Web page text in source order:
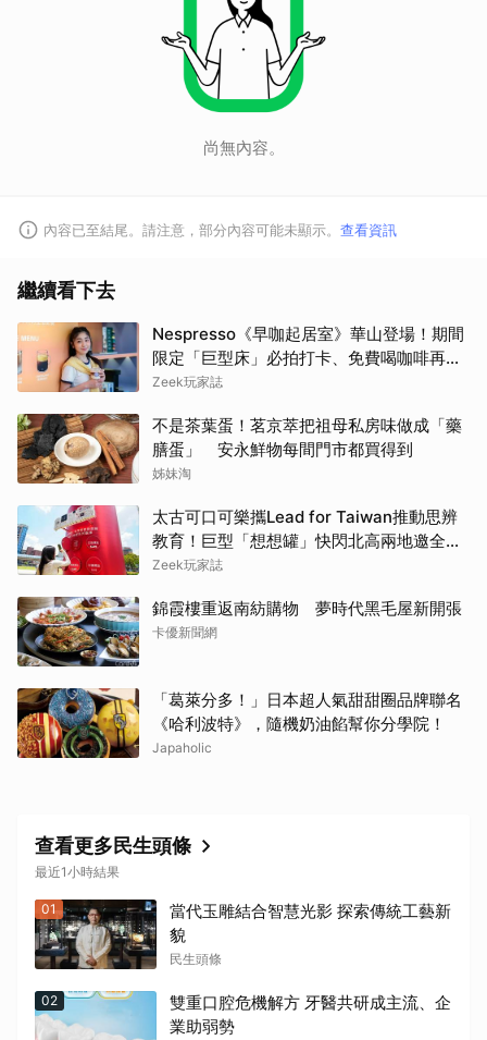
尚無內容。
內容已至結尾。請注意，部分內容可能未顯示。 查看資訊
繼續看下去
Nespresso《早咖起居室》華山登場！期間
限定「巨型床」必拍打卡、免費喝咖啡再拿
好禮
Zeek玩家誌
不是茶葉蛋！茗京萃把祖母私房味做成「藥
膳蛋」 安永鮮物每間門市都買得到
姊妹淘
太古可口可樂攜Lead for Taiwan推動思辨
教育！巨型「想想罐」快閃北高兩地邀全民
挑戰「打破慣性」
Zeek玩家誌
錦霞樓重返南紡購物 夢時代黑毛屋新開張
卡優新聞網
「葛萊分多！」日本超人氣甜甜圈品牌聯名
《哈利波特》，隨機奶油餡幫你分學院！
Japaholic
查看更多民生頭條
最近1小時結果
01
當代玉雕結合智慧光影 探索傳統工藝新
貌
民生頭條
02
雙重口腔危機解方 牙醫共研成主流、企
業助弱勢